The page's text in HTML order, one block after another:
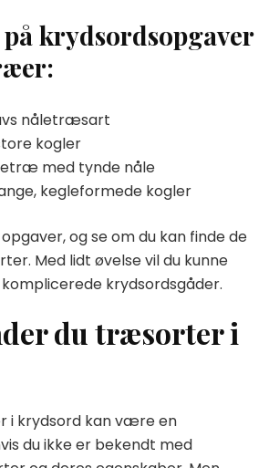
krydsordsopgaver
nåletræsart
kogler
med tynde nåle
kegleformede kogler
og se om du kan finde de
Med lidt øvelse vil du kunne
krydsordsgåder.
du træsorter i
i krydsord kan være en
du ikke er bekendt med